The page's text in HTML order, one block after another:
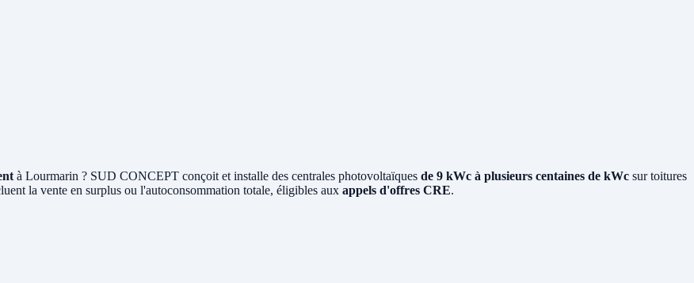
à Lourmarin ? SUD CONCEPT conçoit et installe des centrales photovoltaïques de 9 kWc à plusieurs centaines de kWc sur toitures
la vente en surplus ou l'autoconsommation totale, éligibles aux appels d'offres CRE.